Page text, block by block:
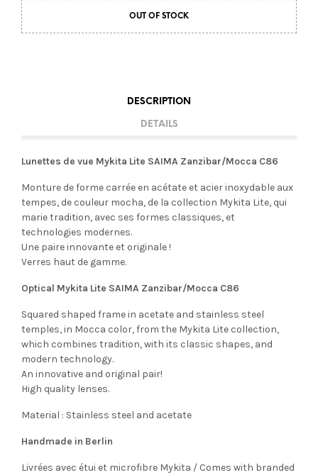
OUT OF STOCK
DESCRIPTION
DETAILS
Lunettes de vue Mykita Lite SAIMA Zanzibar/Mocca C86
Monture de forme carrée en acétate et acier inoxydable aux
tempes, de couleur mocha, de la collection Mykita Lite, qui
marie tradition, avec ses formes classiques, et
technologies modernes.
Une paire innovante et originale !
Verres haut de gamme.
Optical Mykita Lite SAIMA Zanzibar/Mocca C86
Squared shaped frame in acetate and stainless steel
temples, in Mocca color, from the Mykita Lite collection,
which combines tradition, with its classic shapes, and
modern technology.
An innovative and original pair!
High quality lenses.
Material : Stainless steel and acetate
Handmade in Berlin
Livrées avec étui et microfibre Mykita / Comes with branded